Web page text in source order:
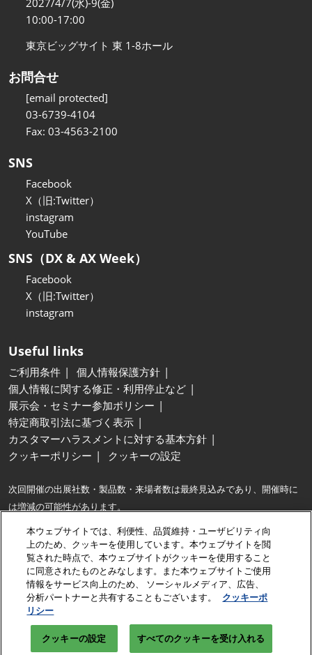
2027/4/7(水)-9(金)
10:00-17:00
東京ビッグサイト 東 1-8ホール
お問合せ
[email protected]
03-6739-4104
Fax: 03-4563-2100
SNS
Facebook
X（旧:Twitter）
instagram
YouTube
SNS（DX & AX Week）
Facebook
X（旧:Twitter）
instagram
Useful links
ご利用条件
個人情報保護方針
個人情報に関する修正・利用停止など
展示会・セミナー参加ポリシー
特定商取引法に基づく表示
カスタマーハラスメントに対する基本方針
クッキーポリシー
クッキーの設定
次回開催の出展社数・製品数・来場者数は最終見込みであり、開催時に
は増減の可能性があります。
※最大…同種の展示会との出展社数および製品展示面積の比較。
※出展社数は、出展契約企業に加え、共同出展するグループ企業・パート
ナー企業数も含みます。
Copyright © RX Japan GK
本ウェブサイトでは、利便性、品質維持・ユーザビリティ向
上のため、クッキーを使用しています。本ウェブサイトを閲
覧された時点で、本ウェブサイトがクッキーを使用すること
に同意されたものとみなします。また本ウェブサイトご使用
情報をサービス向上のため、 ソーシャルメディア、広告、
分析パートナーと共有することもございます。
クッキーポ
リシー
クッキーの設定 すべてのクッキーを受け入れる